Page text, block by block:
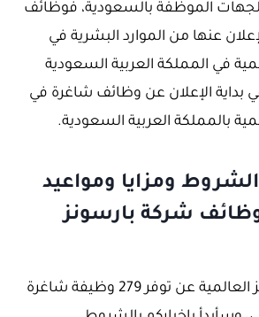
الموظفة بالسعودية، فوظائف
عنها من الموارد البشرية في
في المملكة العربية السعودية
بداية الإعلان عن وظائف شاغرة في
بالمملكة العربية السعودية.
ومزايا ومواعيد
وظائف شركة بارسونز
تعلن شركة بارسونز العالمية عن توفر 279 وظيفة شاغرة